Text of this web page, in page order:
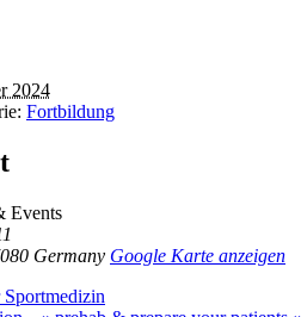
2024
Fortbildung
Events
Germany Google Karte anzeigen